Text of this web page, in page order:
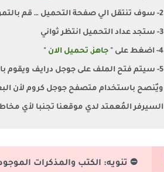
2- سوف تنتقل الي صفحة التحميل … قم بالتمرير الي اسفل قليلا
3- ستجد عداد التحميل انتظر ثواني
4- اضغط على " جاهز, تحميل الان "
5- سيتم فتح الملف على جوجل درايف ويقوم بالتحميل تلقائيا
السيرفر المُعمتد لدي موقعنا تجنبا لأي
⛔ تنويه: الكتب والمذكرات